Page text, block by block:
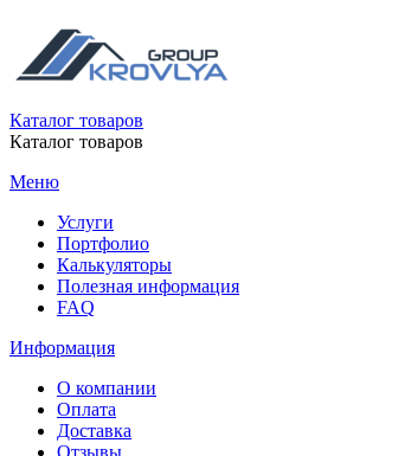
Каталог товаров
Каталог товаров
Меню
Услуги
Портфолио
Калькуляторы
Полезная информация
FAQ
Информация
О компании
Оплата
Доставка
Отзывы